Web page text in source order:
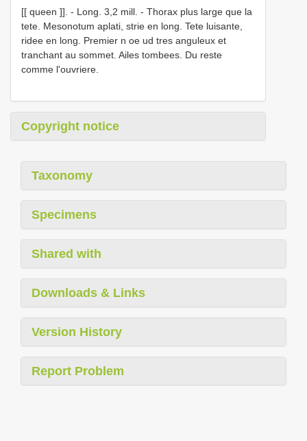
[[ queen ]]. - Long. 3,2 mill. - Thorax plus large que la
tete. Mesonotum aplati, strie en long. Tete luisante,
ridee en long. Premier n oe ud tres anguleux et
tranchant au sommet. Ailes tombees. Du reste
comme l'ouvriere.
Copyright notice
Taxonomy
Specimens
Shared with
Downloads & Links
Version History
Report Problem